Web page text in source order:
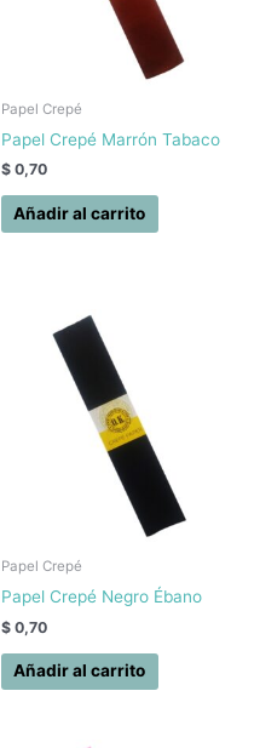
Papel Crepé
Papel Crepé Marrón Tabaco
$ 0,70
Añadir al carrito
Papel Crepé
Papel Crepé Negro Ébano
$ 0,70
Añadir al carrito